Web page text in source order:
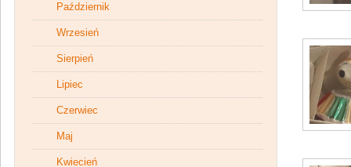
Październik
Wrzesień
Sierpień
Lipiec
Czerwiec
Maj
Kwiecień